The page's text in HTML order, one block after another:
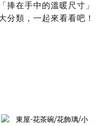
捧在手中的溫暖尺寸」
分類，一起來看看吧！